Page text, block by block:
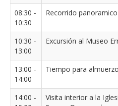
08:30 -
10:30
Recorrido
10:30 -
13:00
Excursión al Museo
13:00 -
14:00
Tiempo para
14:00 -
Visita interior a la